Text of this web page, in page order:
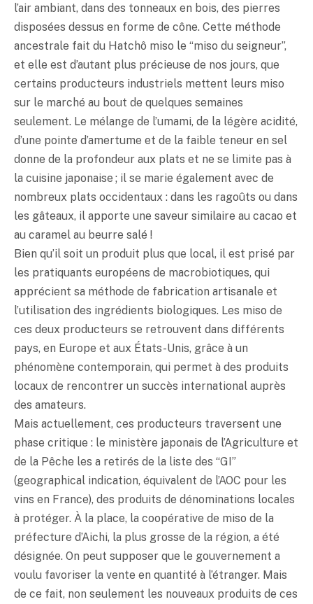
l’air ambiant, dans des tonneaux en bois, des pierres
disposées dessus en forme de cône. Cette méthode
ancestrale fait du Hatchô miso le “miso du seigneur”,
et elle est d’autant plus précieuse de nos jours, que
certains producteurs industriels mettent leurs miso
sur le marché au bout de quelques semaines
seulement. Le mélange de l’umami, de la légère acidité,
d’une pointe d’amertume et de la faible teneur en sel
donne de la profondeur aux plats et ne se limite pas à
la cuisine japonaise ; il se marie également avec de
nombreux plats occidentaux : dans les ragoûts ou dans
les gâteaux, il apporte une saveur similaire au cacao et
au caramel au beurre salé !
Bien qu’il soit un produit plus que local, il est prisé par
les pratiquants européens de macrobiotiques, qui
apprécient sa méthode de fabrication artisanale et
l’utilisation des ingrédients biologiques. Les miso de
ces deux producteurs se retrouvent dans différents
pays, en Europe et aux États-Unis, grâce à un
phénomène contemporain, qui permet à des produits
locaux de rencontrer un succès international auprès
des amateurs.
Mais actuellement, ces producteurs traversent une
phase critique : le ministère japonais de l’Agriculture et
de la Pêche les a retirés de la liste des “GI”
(geographical indication, équivalent de l’AOC pour les
vins en France), des produits de dénominations locales
à protéger. À la place, la coopérative de miso de la
préfecture d’Aichi, la plus grosse de la région, a été
désignée. On peut supposer que le gouvernement a
voulu favoriser la vente en quantité à l’étranger. Mais
de ce fait, non seulement les nouveaux produits de ces